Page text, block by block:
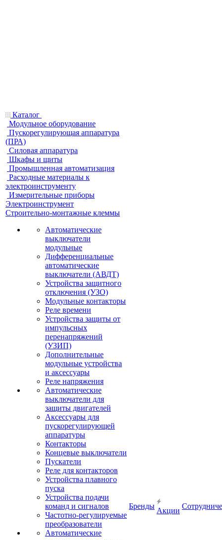
Каталог
Модульное оборудование
Пускорегулирующая аппаратура
(ПРА)
Силовая аппаратура
Шкафы и щиты
Промышленная автоматизация
Расходные материалы к
электроинструменту
Измерительные приборы
Электроинструмент
Строительно-монтажные клеммы
Автоматические
выключатели
модульные
Дифференциальные
автоматические
выключатели (АВДТ)
Устройства защитного
отключения (УЗО)
Модульные контакторы
Реле времени
Устройства защиты от
импульсных
перенапряжений
(УЗИП)
Дополнительные
модульные устройства
и аксессуары
Реле напряжения
Автоматические
выключатели для
защиты двигателей
Аксессуары для
пускорегулирующей
аппаратуры
Контакторы
Концевые выключатели
Пускатели
Реле для контакторов
Устройства плавного
пуска
Устройства подачи
команд и сигналов
Частотно-регулируемые
преобразователи
Автоматические
Бренды
Акции